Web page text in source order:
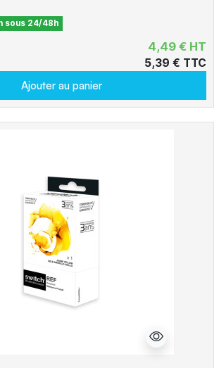
sous 24/48h
4,49 € HT
5,39 € TTC
Ajouter au panier